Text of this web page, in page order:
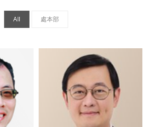
All 處本部